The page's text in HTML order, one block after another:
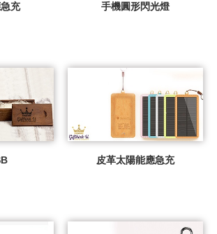
充 手機圓形閃光燈
皮革太陽能應急充